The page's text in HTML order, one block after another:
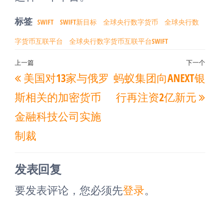
标签 SWIFT SWIFT新目标 全球央行数字货币 全球央行数
字货币互联平台 全球央行数字货币互联平台SWIFT
文
章
导
航
上
一
篇
文
章
上一篇
美国对13家与俄罗
斯相关的加密货币
金融科技公司实施
制裁
下
下一个
蚂蚁集团向ANEXT银
行再注资2亿新元
发表回复
要发表评论，您必须先登录。